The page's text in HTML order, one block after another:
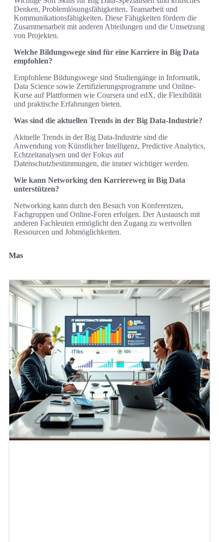
Denken, Problemlösungsfähigkeiten, Teamarbeit und
Kommunikationsfähigkeiten. Diese Fähigkeiten fördern die
Zusammenarbeit mit anderen Abteilungen und die Umsetzung
von Projekten.
Welche Bildungswege sind für eine Karriere in Big Data
empfohlen?
Empfohlene Bildungswege sind Studiengänge in Informatik,
Data Science sowie Zertifizierungsprogramme und Online-
Kurse auf Plattformen wie Coursera und edX, die Flexibilität
und praktische Erfahrungen bieten.
Was sind die aktuellen Trends in der Big Data-Industrie?
Aktuelle Trends in der Big Data-Industrie sind die
Anwendung von Künstlicher Intelligenz, Predictive Analytics,
Echtzeitanalysen und der Fokus auf
Datenschutzbestimmungen, die immer wichtiger werden.
Wie kann Networking den Karriereweg in Big Data
unterstützen?
Networking kann durch den Besuch von Konferenzen,
Fachgruppen und Online-Foren erfolgen. Der Austausch mit
anderen Fachleuten ermöglicht den Zugang zu wertvollen
Ressourcen und Jobmöglichkeiten.
Mas